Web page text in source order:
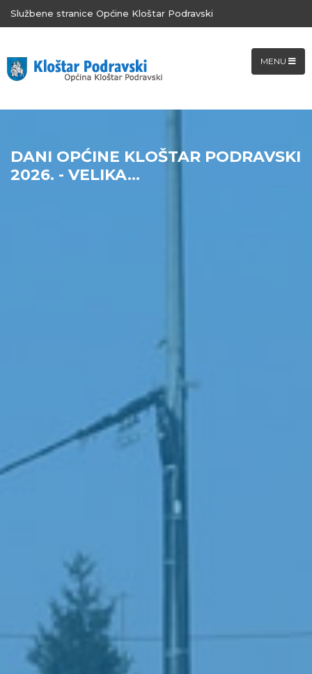
Službene stranice Općine Kloštar Podravski
MENU
DANI OPĆINE KLOŠTAR PODRAVSKI
2026. - VELIKA...